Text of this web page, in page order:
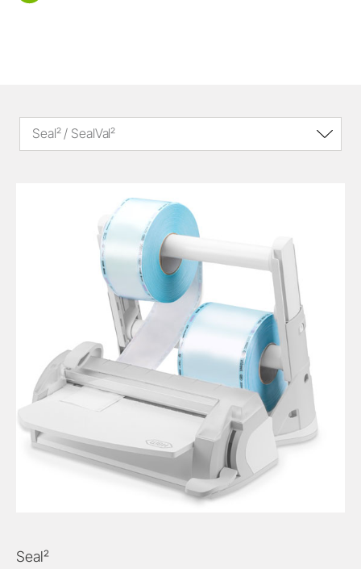
Seal² / SealVal²
Seal²